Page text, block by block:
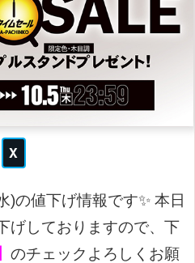
)の値下げ情報です✨ 本日
げしておりますので、下
のチェックよろしくお願